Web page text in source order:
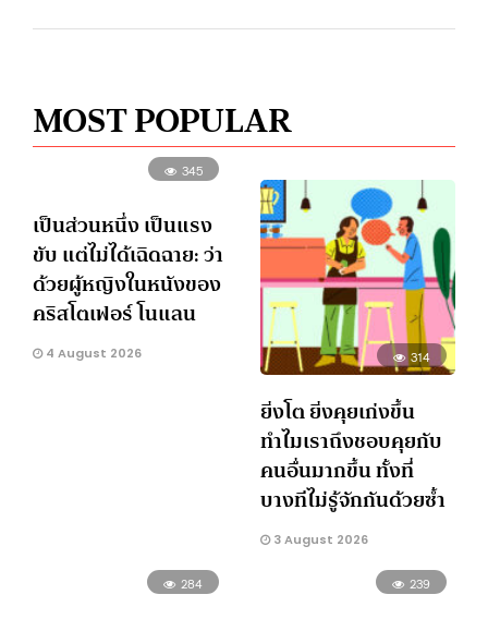
MOST POPULAR
345
เป็นส่วนหนึ่ง เป็นแรง
ขับ แต่ไม่ได้เฉิดฉาย: ว่า
ด้วยผู้หญิงในหนังของ
คริสโตเฟอร์ โนแลน
4 August 2026 314
ยิ่งโต ยิ่งคุยเก่งขึ้น
ทำไมเราถึงชอบคุยกับ
คนอื่นมากขึ้น ทั้งที่
บางทีไม่รู้จักกันด้วยซ้ำ
3 August 2026
284 239